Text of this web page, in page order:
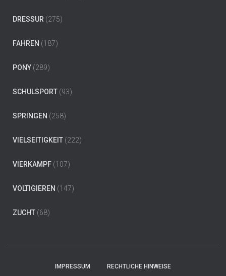
DRESSUR (275)
FAHREN (187)
PONY (289)
SCHULSPORT (93)
SPRINGEN (258)
VIELSEITIGKEIT (222)
VIERKAMPF (107)
VOLTIGIEREN (147)
ZUCHT (68)
IMPRESSUM RECHTLICHE HINWEISE